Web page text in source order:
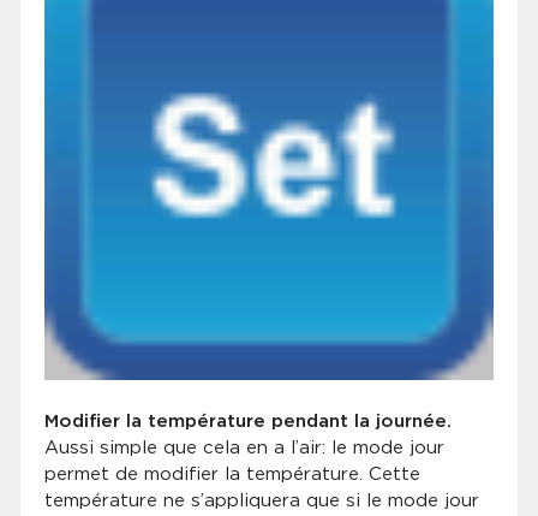
Modifier la température pendant la journée.
Aussi simple que cela en a l’air: le mode jour
permet de modifier la température. Cette
température ne s’appliquera que si le mode jour